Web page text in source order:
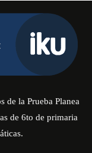
de la Prueba Planea
de 6to de primaria